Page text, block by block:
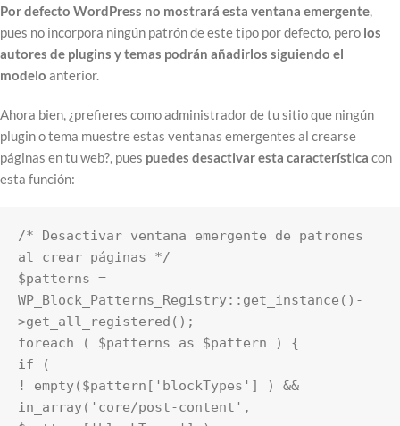
Por defecto WordPress no mostrará esta ventana emergente,
pues no incorpora ningún patrón de este tipo por defecto, pero los
autores de plugins y temas podrán añadirlos siguiendo el
modelo anterior.
Ahora bien, ¿prefieres como administrador de tu sitio que ningún
plugin o tema muestre estas ventanas emergentes al crearse
páginas en tu web?, pues puedes desactivar esta característica con
esta función:
/* Desactivar ventana emergente de patrones
al crear páginas */
$patterns =
WP_Block_Patterns_Registry::get_instance()-
>get_all_registered();
foreach ( $patterns as $pattern ) {
if (
! empty($pattern['blockTypes'] ) &&
in_array('core/post-content',